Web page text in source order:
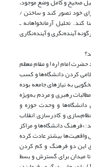
خود تصور کند و ساختن /
کند. تحلیل آرمانخواهانه ـ
آینده‌نگری و آینده‌نگاری
حضرت امام (ره) و مقام معظم
کردن دانشگاه‌ها و کسب
به نیازهای جامعه بوده
رهبری و مردم‌ به‌ویژه
دانشگاه‌ها و وحدت حوزه و
و کادرسازی‌ انقلاب
«فرهنگ دانشگاه‌ها و مراکز
بیشتر عادت کرده
این دو فرهنگ و کم کردن
میدان برای گسترش و بسط